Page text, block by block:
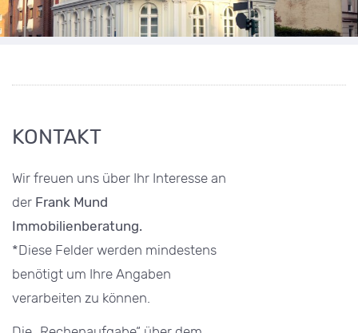
KONTAKT
Wir freuen uns über Ihr Interesse an
der Frank Mund
Immobilienberatung.
*Diese Felder werden mindestens
benötigt um Ihre Angaben
verarbeiten zu können.